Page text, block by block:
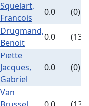
Squelart,
Francois
0.0 (0)
Drugmand,
Benoit
0.0
Piette
Jacques,
Gabriel
0.0 (0)
Van